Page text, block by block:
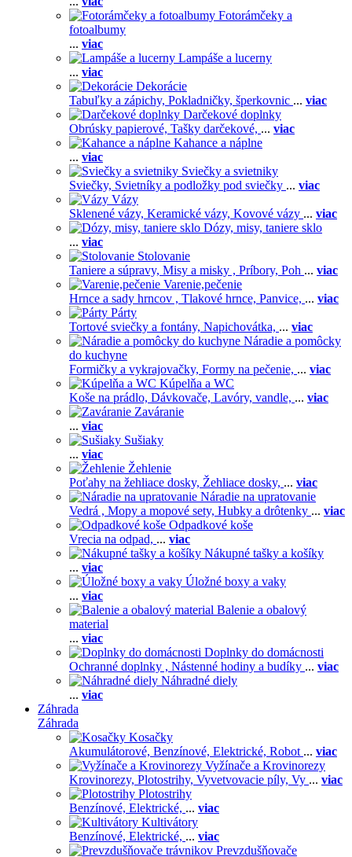
Fotorámčeky a
fotoalbumy
... viac
Lampáše a lucerny
... viac
Dekorácie
Tabuľky a zápichy, Pokladničky, šperkovnic ... viac
Darčekové doplnky
Obrúsky papierové, Tašky darčekové, ... viac
Kahance a náplne
... viac
Sviečky a svietniky
Sviečky, Svietníky a podložky pod sviečky ... viac
Vázy
Sklenené vázy, Keramické vázy, Kovové vázy ... viac
Dózy, misy, taniere sklo
... viac
Stolovanie
Taniere a súpravy, Misy a misky , Príbory, Poh ... viac
Varenie,pečenie
Hrnce a sady hrncov , Tlakové hrnce, Panvice, ... viac
Párty
Tortové sviečky a fontány, Napichovátka, ... viac
Náradie a pomôcky
do kuchyne
Formičky a vykrajovačky, Formy na pečenie, ... viac
Kúpelňa a WC
Koše na prádlo, Dávkovače, Lavóry, vandle, ... viac
Zaváranie
... viac
Sušiaky
... viac
Žehlenie
Poťahy na žehliace dosky, Žehliace dosky, ... viac
Náradie na upratovanie
Vedrá , Mopy a mopové sety, Hubky a drôtenky ... viac
Odpadkové koše
Vrecia na odpad, ... viac
Nákupné tašky a košíky
... viac
Úložné boxy a vaky
... viac
Balenie a obalový
material
... viac
Doplnky do domácnosti
Ochranné doplnky , Nástenné hodiny a budíky ... viac
Náhradné diely
... viac
Záhrada
Záhrada
Kosačky
Akumulátorové, Benzínové, Elektrické, Robot ... viac
Vyžínače a Krovinorezy
Krovinorezy, Plotostrihy, Vyvetvovacie píly, Vy ... viac
Plotostrihy
Benzínové, Elektrické, ... viac
Kultivátory
Benzínové, Elektrické, ... viac
Prevzdušňovače